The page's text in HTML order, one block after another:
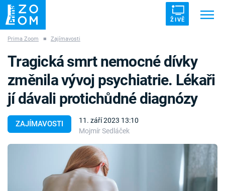
ŽIVĚ
ZÁHADY VETŘELCI DÁVNOVĚKU
Témata
Pořady
Prima Zoom ■ Zajímavosti
ZAJÍMAVOSTI
11. září 2023 13:10
Mojmír Sedláček
Tragická smrt nemocné dívky
změnila vývoj psychiatrie. Lékaři
jí dávali protichůdné diagnózy